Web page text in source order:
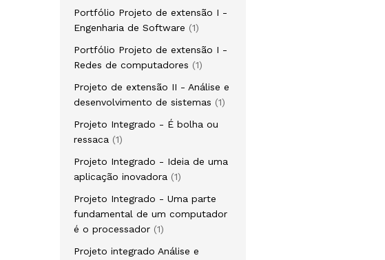
Portfólio Projeto de extensão I -
Engenharia de Software
1
Portfólio Projeto de extensão I -
Redes de computadores
1
Projeto de extensão II - Análise e
desenvolvimento de sistemas
1
Projeto Integrado - É bolha ou
ressaca
1
Projeto Integrado - Ideia de uma
aplicação inovadora
1
Projeto Integrado - Uma parte
fundamental de um computador
é o processador
1
Projeto integrado Análise e